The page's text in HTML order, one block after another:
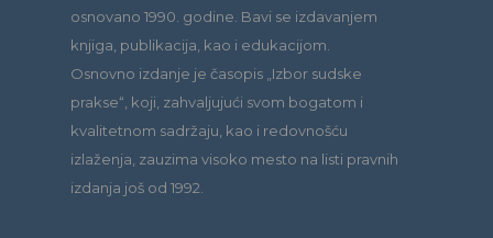
osnovano 1990. godine. Bavi se izdavanjem
knjiga, publikacija, kao i edukacijom.
Osnovno izdanje je časopis „Izbor sudske
prakse“, koji, zahvaljujući svom bogatom i
kvalitetnom sadržaju, kao i redovnošću
izlaženja, zauzima visoko mesto na listi pravnih
izdanja još od 1992.